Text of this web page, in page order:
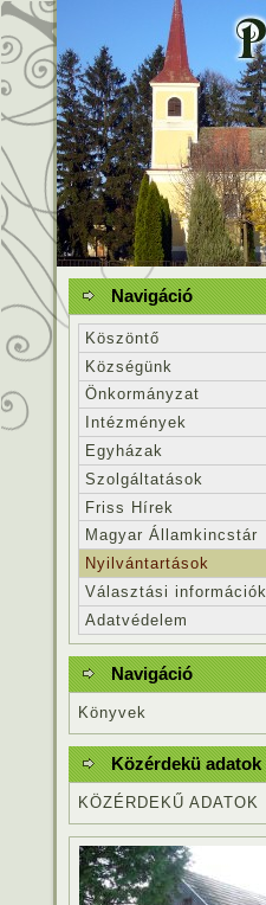
Navigáció
Köszöntő
Községünk
Önkormányzat
Intézmények
Egyházak
Szolgáltatások
Friss Hírek
Magyar Államkincstár
Nyilvántartások
Választási információk
Adatvédelem
Navigáció
Könyvek
Közérdekü adatok
KÖZÉRDEKŰ ADATOK